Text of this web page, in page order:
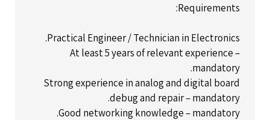
Requirements:
Practical Engineer / Technician in Electronics.
At least 5 years of relevant experience –
mandatory.
Strong experience in analog and digital board
debug and repair – mandatory.
Good networking knowledge – mandatory.